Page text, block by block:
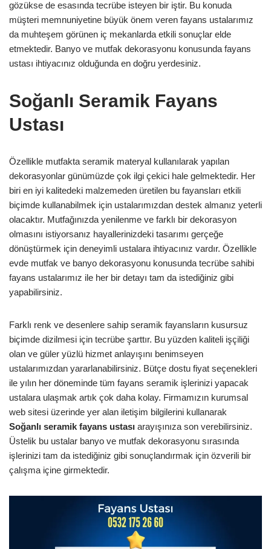
gözükse de esasında tecrübe isteyen bir iştir. Bu konuda
müşteri memnuniyetine büyük önem veren fayans ustalarımız
da muhteşem görünen iç mekanlarda etkili sonuçlar elde
etmektedir. Banyo ve mutfak dekorasyonu konusunda fayans
ustası ihtiyacınız olduğunda en doğru yerdesiniz.
Soğanlı Seramik Fayans
Ustası
Özellikle mutfakta seramik materyal kullanılarak yapılan
dekorasyonlar günümüzde çok ilgi çekici hale gelmektedir. Her
biri en iyi kalitedeki malzemeden üretilen bu fayansları etkili
biçimde kullanabilmek için ustalarımızdan destek almanız yeterli
olacaktır. Mutfağınızda yenilenme ve farklı bir dekorasyon
olmasını istiyorsanız hayallerinizdeki tasarımı gerçeğe
dönüştürmek için deneyimli ustalara ihtiyacınız vardır. Özellikle
evde mutfak ve banyo dekorasyonu konusunda tecrübe sahibi
fayans ustalarımız ile her bir detayı tam da istediğiniz gibi
yapabilirsiniz.
Farklı renk ve desenlere sahip seramik fayansların kusursuz
biçimde dizilmesi için tecrübe şarttır. Bu yüzden kaliteli işçiliği
olan ve güler yüzlü hizmet anlayışını benimseyen
ustalarımızdan yararlanabilirsiniz. Bütçe dostu fiyat seçenekleri
ile yılın her döneminde tüm fayans seramik işlerinizi yapacak
ustalara ulaşmak artık çok daha kolay. Firmamızın kurumsal
web sitesi üzerinde yer alan iletişim bilgilerini kullanarak
Soğanlı seramik fayans ustası arayışınıza son verebilirsiniz.
Üstelik bu ustalar banyo ve mutfak dekorasyonu sırasında
işlerinizi tam da istediğiniz gibi sonuçlandırmak için özverili bir
çalışma içine girmektedir.